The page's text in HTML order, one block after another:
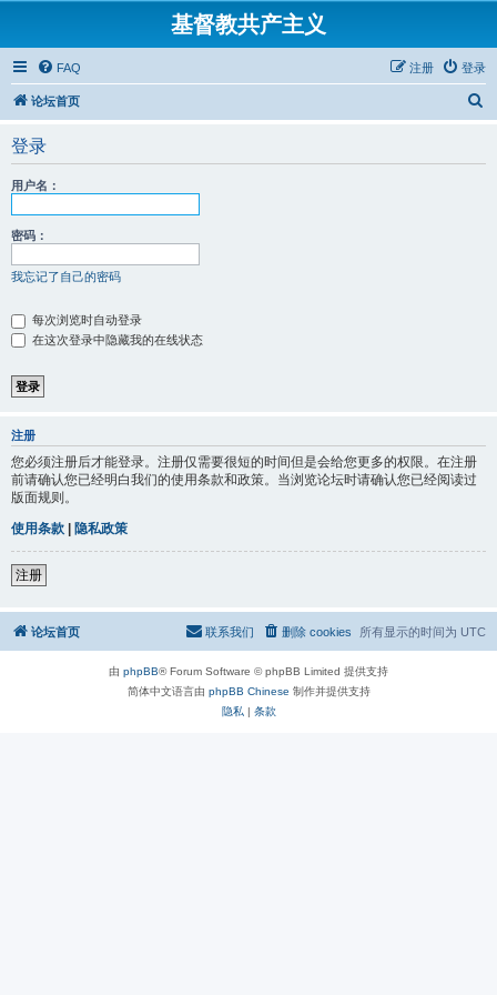
基督教共产主义
FAQ 登录
注册
论坛首页
登录
用户名：
密码：
我忘记了自己的密码
每次浏览时自动登录
在这次登录中隐藏我的在线状态
注册
您必须注册后才能登录。注册仅需要很短的时间但是会给您更多的权限。在注册
前请确认您已经明白我们的使用条款和政策。当浏览论坛时请确认您已经阅读过
版面规则。
使用条款 | 隐私政策
注册
论坛首页 所有显示的时间为 UTC
删除 cookies
联系我们
由 phpBB® Forum Software © phpBB Limited 提供支持
简体中文语言由 phpBB Chinese 制作并提供支持
隐私 | 条款